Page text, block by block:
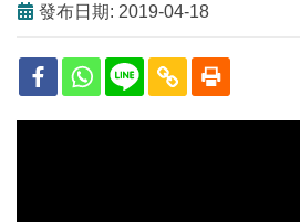
發布日期: 2019-04-18